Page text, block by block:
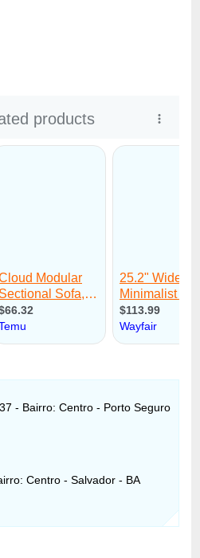
- Bairro: Centro - Porto Seguro
Centro - Salvador - BA